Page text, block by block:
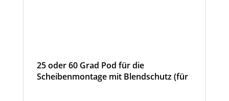
25 oder 60 Grad Pod für die
Scheibenmontage mit Blendschutz (für